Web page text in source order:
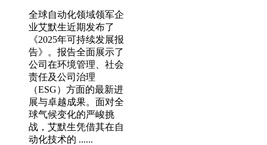
全球自动化领域领军企
业艾默生近期发布了
《2025年可持续发展报
告》。报告全面展示了
公司在环境管理、社会
责任及公司治理
（ESG）方面的最新进
展与卓越成果。面对全
球气候变化的严峻挑
战，艾默生凭借其在自
动化技术的 ......